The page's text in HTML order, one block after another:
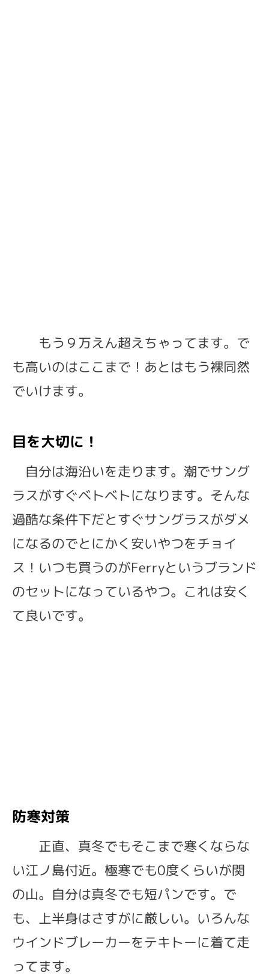
もう９万えん超えちゃってます。で
も高いのはここまで！あとはもう裸同然
でいけます。
目を大切に！
自分は海沿いを走ります。潮でサング
ラスがすぐベトベトになります。そんな
過酷な条件下だとすぐサングラスがダメ
になるのでとにかく安いやつをチョイ
ス！いつも買うのがFerryというブランド
のセットになっているやつ。これは安く
て良いです。
防寒対策
正直、真冬でもそこまで寒くならな
い江ノ島付近。極寒でも0度くらいが関
の山。自分は真冬でも短パンです。で
も、上半身はさすがに厳しい。いろんな
ウインドブレーカーをテキトーに着て走
ってます。